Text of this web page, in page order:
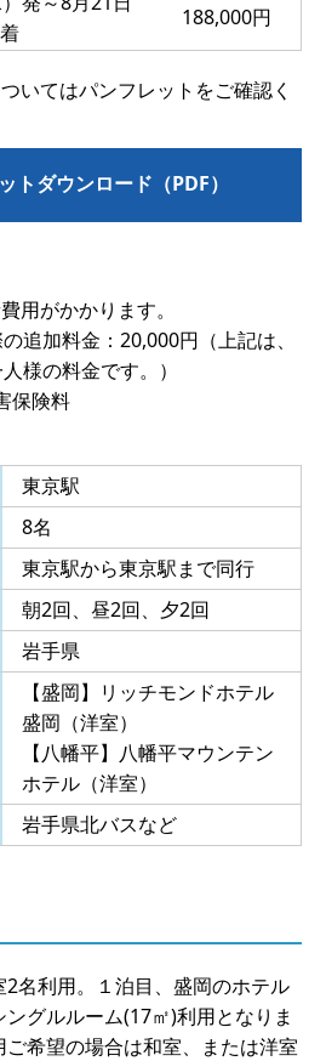
188,000円
いてはパンフレットをご確認く
トダウンロード（PDF）
用がかかります。
追加料金：20,000円（上記は、
様の料金です。）
保険料
東京駅
8名
東京駅から東京駅まで同行
朝2回、昼2回、夕2回
岩手県
【盛岡】リッチモンドホテル
盛岡（洋室）
【八幡平】八幡平マウンテン
ホテル（洋室）
岩手県北バスなど
名利用。１泊目、盛岡のホテル
グルルーム(17㎡)利用となりま
希望の場合は和室、または洋室